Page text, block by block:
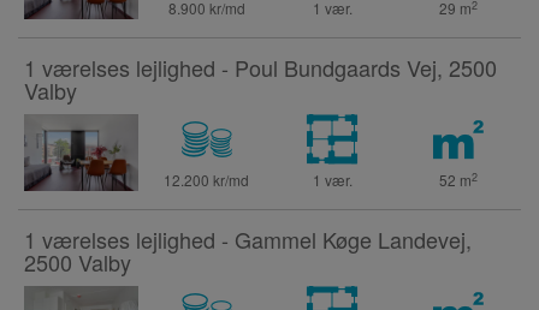
8.900 kr/md 1 vær. 29 m2
1 værelses lejlighed - Poul Bundgaards Vej, 2500
Valby
12.200 kr/md 1 vær. 52 m2
1 værelses lejlighed - Gammel Køge Landevej,
2500 Valby